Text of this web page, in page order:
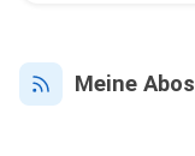
Meine Abos